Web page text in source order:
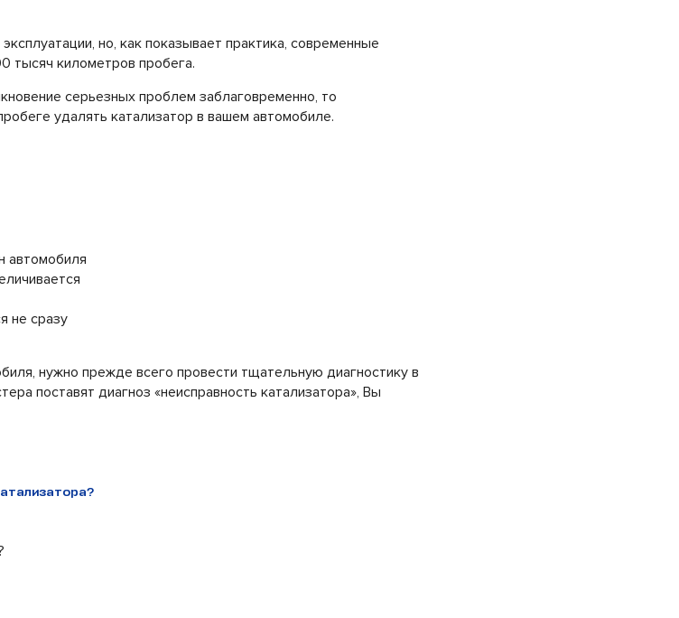
но, как показывает практика, современные
тысяч километров пробега.
серьезных проблем заблаговременно, то
удалять катализатор в вашем автомобиле.
автомобиля
не сразу
нужно прежде всего провести тщательную диагностику в
поставят диагноз «неисправность катализатора», Вы